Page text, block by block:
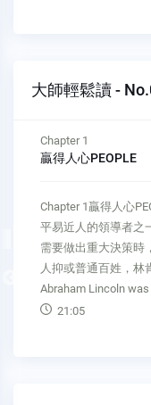
大師輕鬆讀 -
Previous
Chapter 1
贏得人心PEOPLE
Chapter 1贏得人心
平易近人的領導者之
需要做出重大決策時
人抑或普通百姓，林
Abraham Lincoln
21:05